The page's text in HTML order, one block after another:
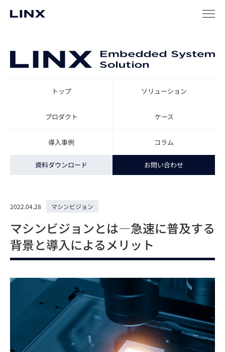
TOP ソリューション
資料ダウンロード お問い合わせ
トップ ソリューション
プロダクト ケース
導入事例 コラム
2022.04.28 マシンビジョン
マシンビジョンとは―急速に普及する
背景と導入によるメリット